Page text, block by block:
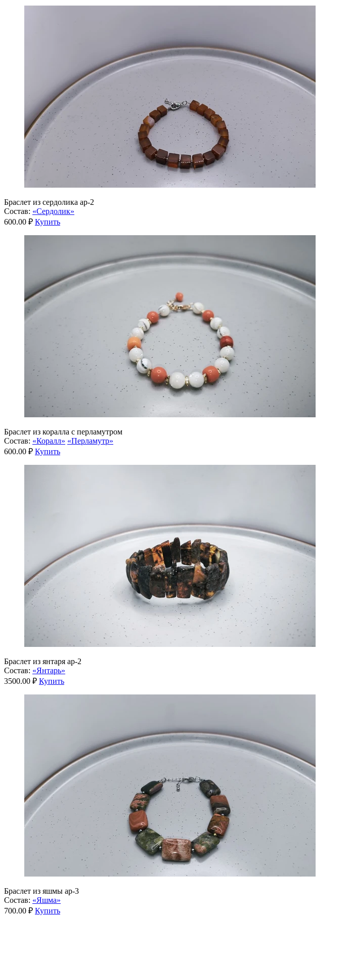
Браслет из сердолика ар-2
Состав: «Сердолик»
600.00 ₽ Купить
Браслет из коралла с перламутром
Состав: «Коралл» «Перламутр»
600.00 ₽ Купить
Браслет из янтаря ар-2
Состав: «Янтарь»
3500.00 ₽ Купить
Браслет из яшмы ар-3
Состав: «Яшма»
700.00 ₽ Купить